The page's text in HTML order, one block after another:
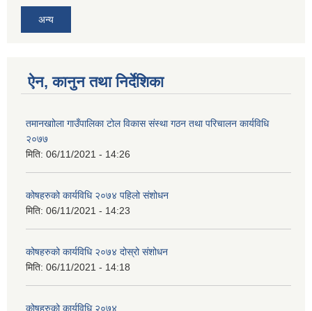
अन्य
ऐन, कानुन तथा निर्देशिका
तमानखाोला गाउँपालिका टोल विकास संस्था गठन तथा परिचालन कार्यविधि
२०७७
मिति: 06/11/2021 - 14:26
कोषहरुको कार्यविधि २०७४ पहिलो संशोधन
मिति: 06/11/2021 - 14:23
कोषहरुको कार्यविधि २०७४ दोस्रो संशोधन
मिति: 06/11/2021 - 14:18
कोषहरुको कार्यविधि २०७४